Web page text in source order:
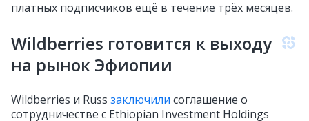
платных подписчиков ещё в течение трёх месяцев.
Wildberries готовится к выходу
на рынок Эфиопии
Wildberries и Russ заключили соглашение о
сотрудничестве с Ethiopian Investment Holdings